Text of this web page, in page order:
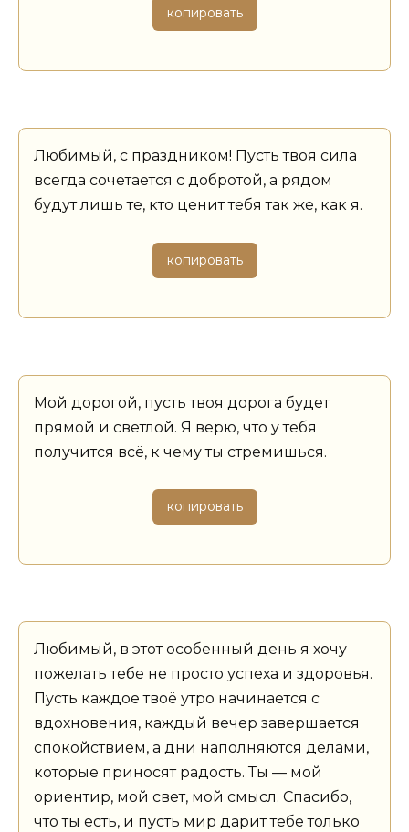
копировать
Любимый, с праздником! Пусть твоя сила
всегда сочетается с добротой, а рядом
будут лишь те, кто ценит тебя так же, как я.
копировать
Мой дорогой, пусть твоя дорога будет
прямой и светлой. Я верю, что у тебя
получится всё, к чему ты стремишься.
копировать
Любимый, в этот особенный день я хочу
пожелать тебе не просто успеха и здоровья.
Пусть каждое твоё утро начинается с
вдохновения, каждый вечер завершается
спокойствием, а дни наполняются делами,
которые приносят радость. Ты — мой
ориентир, мой свет, мой смысл. Спасибо,
что ты есть, и пусть мир дарит тебе только